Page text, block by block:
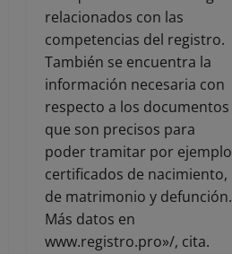
relacionados con las
competencias del registro.
También se encuentra la
información necesaria con
respecto a los documentos
que son precisos para
poder tramitar por ejemplo
certificados de nacimiento,
de matrimonio y defunción.
Más datos en
www.registro.pro»/, cita.